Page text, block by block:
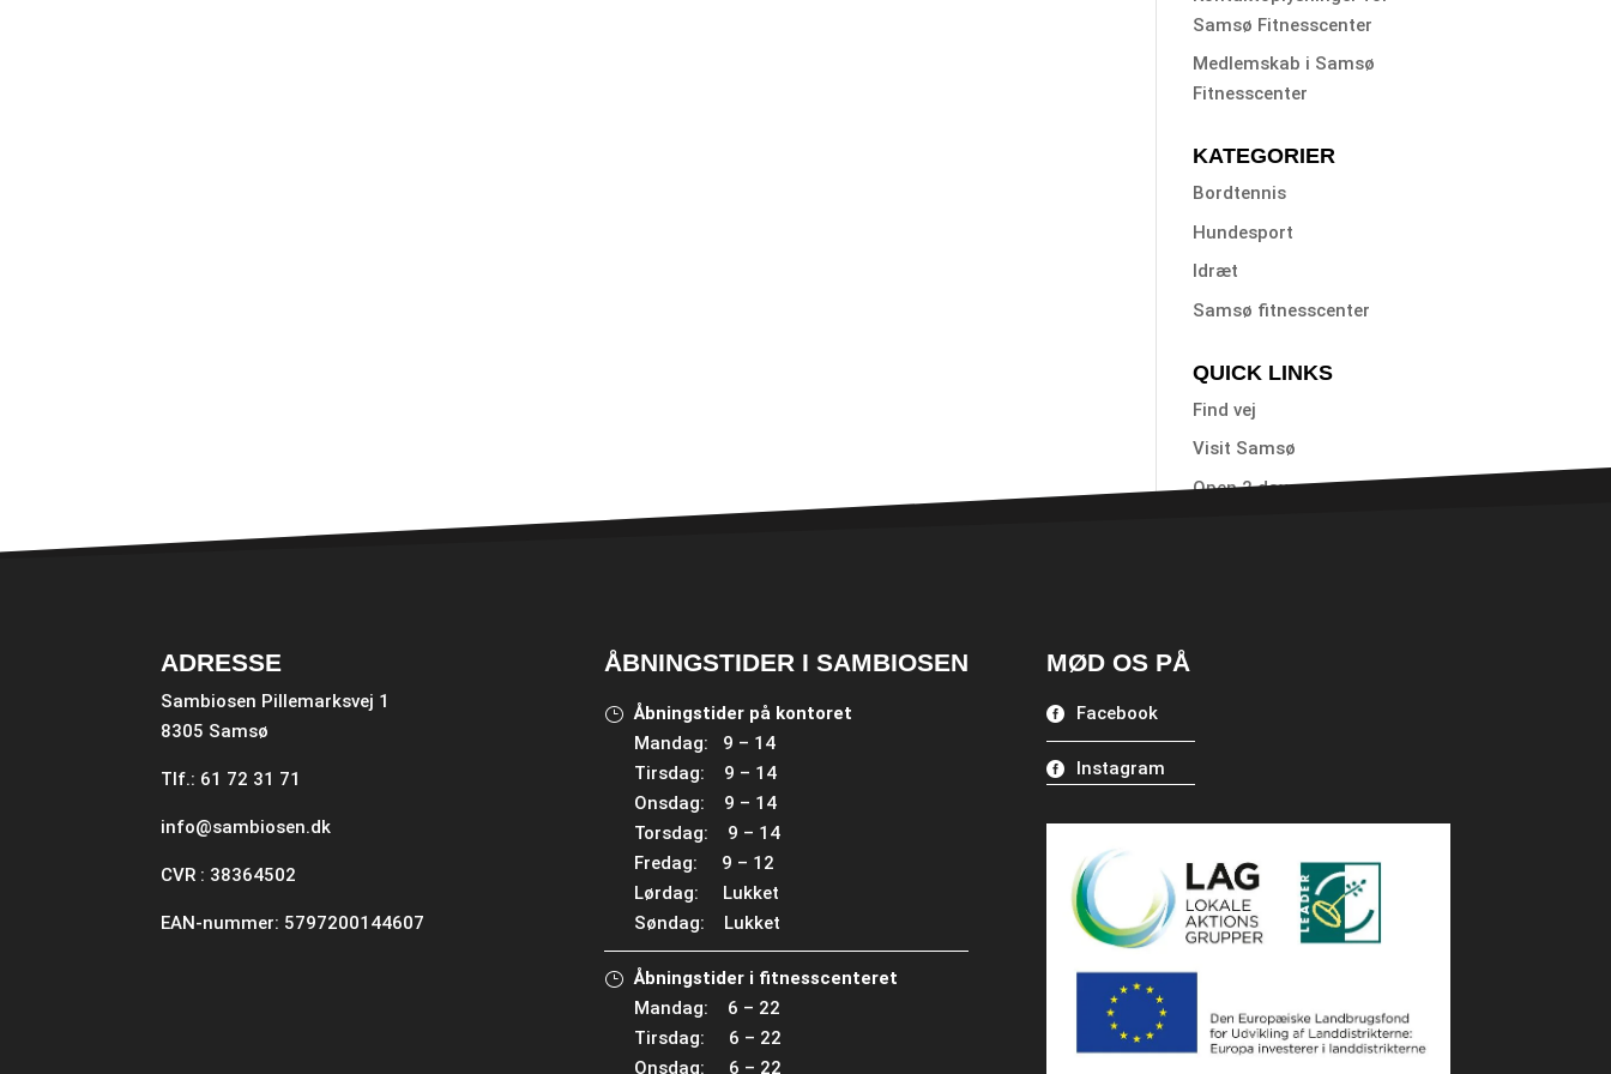
Samsø Fitnesscenter
Medlemskab i Samsø
Fitnesscenter
KATEGORIER
Bordtennis
Hundesport
Idræt
Samsø fitnesscenter
QUICK LINKS
Find vej
Visit Samsø
Open 2 day
ADRESSE
Sambiosen Pillemarksvej 1
8305 Samsø
Tlf.: 61 72 31 71
info@sambiosen.dk
CVR : 38364502
EAN-nummer: 5797200144607
ÅBNINGSTIDER I SAMBIOSEN
Åbningstider på kontoret
Mandag: 9 – 14
Tirsdag: 9 – 14
Onsdag: 9 – 14
Torsdag: 9 – 14
Fredag: 9 – 12
Lørdag: Lukket
Søndag: Lukket
Åbningstider i fitnesscenteret
Mandag: 6 – 22
Tirsdag: 6 – 22
Onsdag: 6 – 22
MØD OS PÅ
Facebook
Instagram